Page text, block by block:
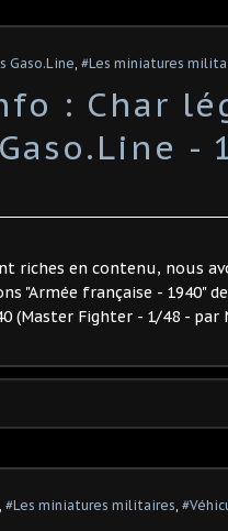
Gaso.Line, #Les miniatures
: Char
-
riches en contenu, nous
"Armée française - 1940"
(Master Fighter - 1/48 - par
, #Les miniatures militaires,